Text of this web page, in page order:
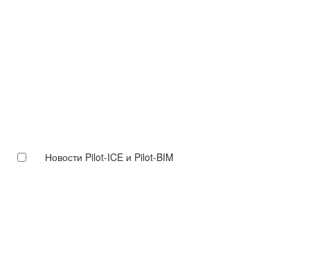
Новости Pilot-ICE и Pilot-BIM